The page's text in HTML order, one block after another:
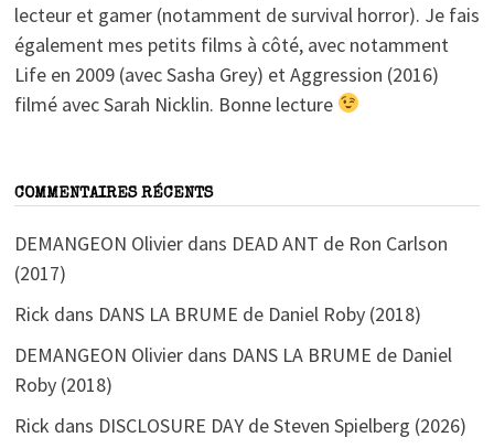
lecteur et gamer (notamment de survival horror). Je fais
également mes petits films à côté, avec notamment
Life en 2009 (avec Sasha Grey) et Aggression (2016)
filmé avec Sarah Nicklin. Bonne lecture
COMMENTAIRES RÉCENTS
DEMANGEON Olivierdans DEAD ANT de Ron Carlson
(2017)
Rick dans DANS LA BRUME de Daniel Roby (2018)
DEMANGEON Olivierdans DANS LA BRUME de Daniel
Roby (2018)
Rick dans DISCLOSURE DAY de Steven Spielberg (2026)